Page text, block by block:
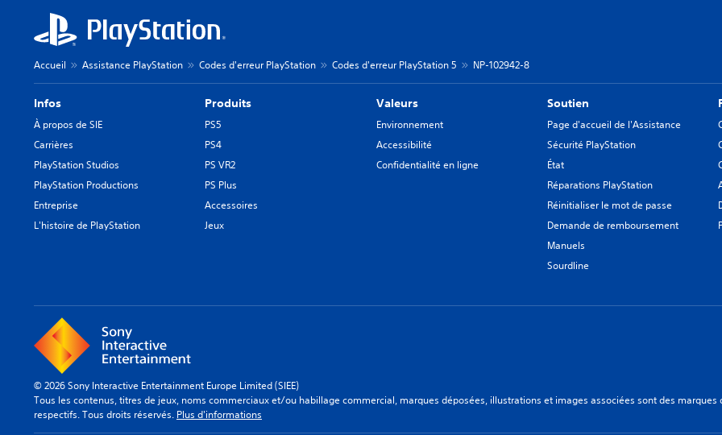
Accueil Assistance PlayStation Codes d'erreur PlayStation Codes d'erreur PlayStation 5 NP-102942-8
Infos
À propos de SIE
Carrières
PlayStation Studios
PlayStation Productions
Entreprise
L'histoire de PlayStation
Produits
PS5
PS4
PS VR2
PS Plus
Accessoires
Jeux
Valeurs
Environnement
Accessibilité
Confidentialité en ligne
Soutien
Page d'accueil de l'Assistance
Sécurité PlayStation
État
Réparations PlayStation
Réinitialiser le mot de passe
Demande de remboursement
Manuels
Sourdline
© 2026 Sony Interactive Entertainment Europe Limited (SIEE)
Tous les contenus, titres de jeux, noms commerciaux et/ou habillage commercial, marques déposées, illustrations et images associées sont des
respectifs. Tous droits réservés. Plus d'informations